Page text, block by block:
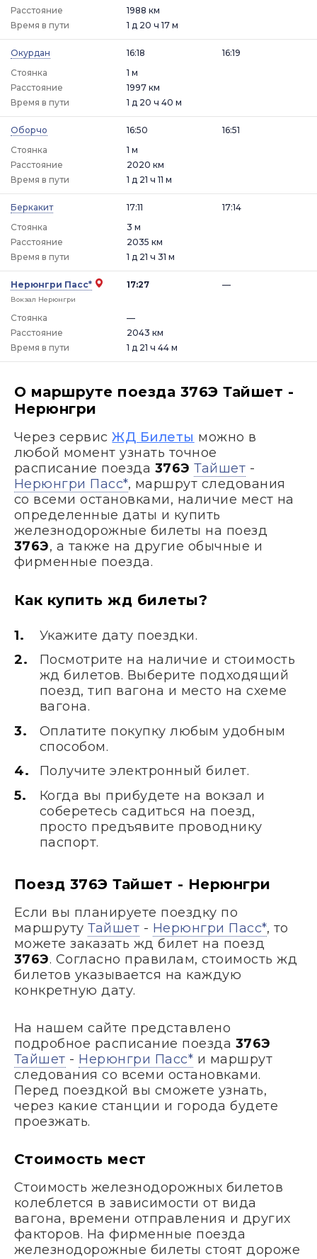
Расстояние
1988 км
Время в пути
1 д 20 ч 17 м
Окурдан
16:18
Стоянка
1 м
16:19
Расстояние
1997 км
Время в пути
1 д 20 ч 40 м
Оборчо
16:50
Стоянка
1 м
16:51
Расстояние
2020 км
Время в пути
1 д 21 ч 11 м
Беркакит
17:11
Стоянка
3 м
17:14
Расстояние
2035 км
Время в пути
1 д 21 ч 31 м
Нерюнгри Пасс*
Вокзал Нерюнгри
17:27
Стоянка —
—
Расстояние
2043 км
Время в пути
1 д 21 ч 44 м
О маршруте поезда 376Э Тайшет -
Нерюнгри
Через сервисЖД Билеты можно в
любой момент узнать точное
расписание поезда 376Э Тайшет -
Нерюнгри Пасс*, маршрут следования
со всеми остановками, наличие мест на
определенные даты и купить
железнодорожные билеты на поезд
376Э, а также на другие обычные и
фирменные поезда.
Как купить жд билеты?
Укажите дату поездки.
Посмотрите на наличие и стоимость
жд билетов. Выберите подходящий
поезд, тип вагона и место на схеме
вагона.
Оплатите покупку любым удобным
способом.
Получите электронный билет.
Когда вы прибудете на вокзал и
соберетесь садиться на поезд,
просто предъявите проводнику
паспорт.
Поезд 376Э Тайшет - Нерюнгри
Если вы планируете поездку по
маршрутуТайшет - Нерюнгри Пасс*, то
можете заказать жд билет на поезд
376Э. Согласно правилам, стоимость жд
билетов указывается на каждую
конкретную дату.
На нашем сайте представлено
подробное расписание поезда 376Э
Тайшет - Нерюнгри Пасс* и маршрут
следования со всеми остановками.
Перед поездкой вы сможете узнать,
через какие станции и города будете
проезжать.
Стоимость мест
Стоимость железнодорожных билетов
колеблется в зависимости от вида
вагона, времени отправления и других
факторов. На фирменные поезда
железнодорожные билеты стоят дороже